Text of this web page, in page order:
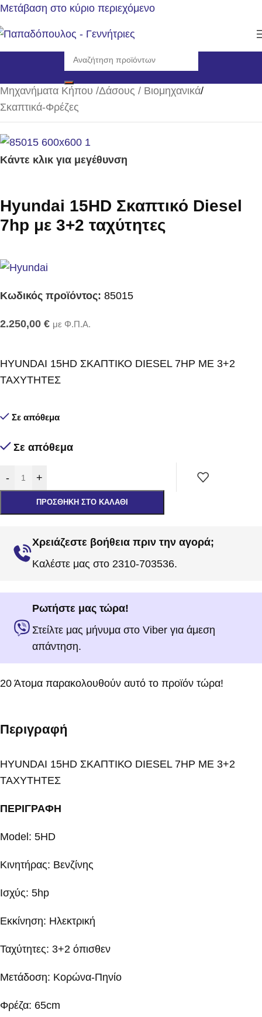
Μετάβαση στο κύριο περιεχόμενο
Αρχική σελίδα/
Μηχανήματα Κήπου /Δάσους / Βιομηχανικά/
Σκαπτικά-Φρέζες
Κάντε κλικ για μεγέθυνση
Hyundai 15HD Σκαπτικό Diesel
7hp με 3+2 ταχύτητες
Κωδικός προϊόντος: 85015
2.250,00 € με Φ.Π.Α.
HYUNDAI 15HD ΣΚΑΠΤΙΚΟ DIESEL 7HP ΜΕ 3+2
ΤΑΧΥΤΗΤΕΣ
Σε απόθεμα
Σε απόθεμα
- +
ΠΡΟΣΘΉΚΗ ΣΤΟ ΚΑΛΆΘΙ
Χρειάζεστε βοήθεια πριν την αγορά;
Καλέστε μας στο 2310-703536.
Ρωτήστε μας τώρα!
Στείλτε μας μήνυμα στο Viber για άμεση
απάντηση.
20 Άτομα παρακολουθούν αυτό το προϊόν τώρα!
Περιγραφή
HYUNDAI 15HD ΣΚΑΠΤΙΚΟ DIESEL 7HP ΜΕ 3+2
ΤΑΧΥΤΗΤΕΣ
ΠΕΡΙΓΡΑΦΗ
Model: 5HD
Κινητήρας: Βενζίνης
Ισχύς: 5hp
Eκκίνηση: Ηλεκτρική
Ταχύτητες: 3+2 όπισθεν
Μετάδοση: Κορώνα-Πηνίο
Φρέζα: 65cm